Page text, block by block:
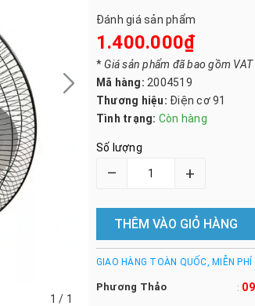
1 / 1
Đánh giá sản phẩm
1.400.000₫
*Giá sản phẩm đã bao gồm VAT
Mã hàng: 2004519
Thương hiệu: Điện cơ 91
Tình trạng: Còn hàng
Số lượng
– +
THÊM VÀO GIỎ HÀNG
GIAO HÀNG TOÀN QUỐC, MIỄN PHÍ
Phương Thảo :